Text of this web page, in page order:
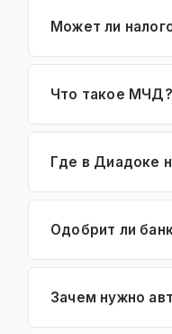
Может ли
Что такое МЧД?
Где в Диадоке
Одобрит ли
Зачем нужно